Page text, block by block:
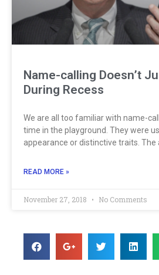
Name-calling Doesn’t
During Recess
We are all too familiar with name-
time in the playground. They were
appearance or distinctive traits. The
READ MORE »
November 27, 2018 No Comments